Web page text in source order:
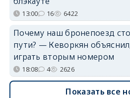
13:00 16 6422
Почему наш бронепоезд
пути? — Кеворкян
играть вторым номером
18:08 4 2626
Показать все